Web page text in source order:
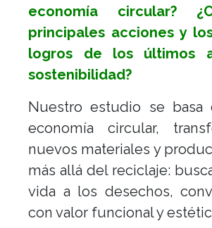
economía circular?
principales acciones y
logros de los últimos
sostenibilidad?
Nuestro estudio se
economía circular,
nuevos materiales y
más allá del reciclaje:
vida a los desechos,
con valor funcional y